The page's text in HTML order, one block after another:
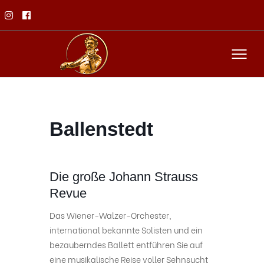
Ballenstedt
Die große Johann Strauss
Revue
Das Wiener-Walzer-Orchester,
international bekannte Solisten und ein
bezauberndes Ballett entführen Sie auf
eine musikalische Reise voller Sehnsucht